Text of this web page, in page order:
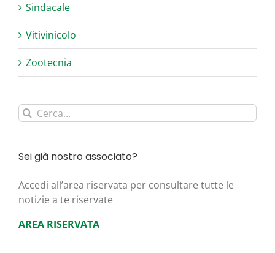
Sindacale
Vitivinicolo
Zootecnia
Cerca
per:
Sei già nostro associato?
Acce­di all’area riser­va­ta per con­sul­ta­re tut­te le
noti­zie a te riservate
AREA RISERVATA